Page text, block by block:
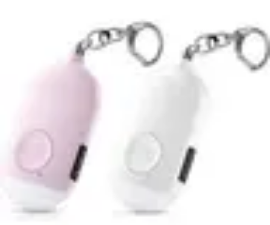
Gestion des Dettes
Gestion de Crédit
Mes Finances BE